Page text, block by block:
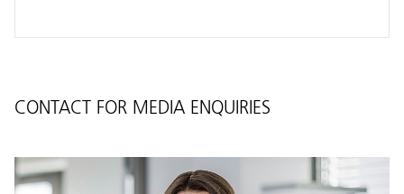
CONTACT FOR MEDIA ENQUIRIES